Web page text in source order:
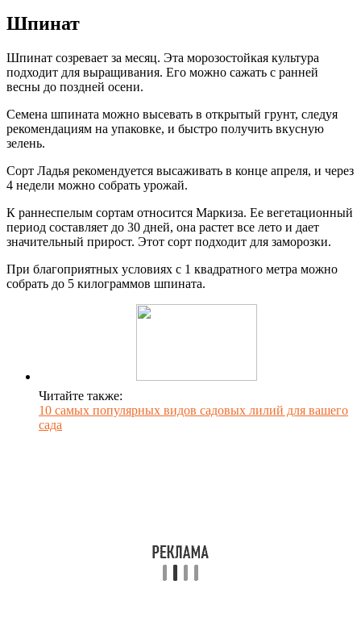
Шпинат
Шпинат созревает за месяц. Эта морозостойкая культура
подходит для выращивания. Его можно сажать с ранней
весны до поздней осени.
Семена шпината можно высевать в открытый грунт, следуя
рекомендациям на упаковке, и быстро получить вкусную
зелень.
Сорт Ладья рекомендуется высаживать в конце апреля, и через
4 недели можно собрать урожай.
К раннеспелым сортам относится Маркиза. Ее вегетационный
период составляет до 30 дней, она растет все лето и дает
значительный прирост. Этот сорт подходит для заморозки.
При благоприятных условиях с 1 квадратного метра можно
собрать до 5 килограммов шпината.
Читайте также:
10 самых популярных видов садовых лилий для вашего
сада